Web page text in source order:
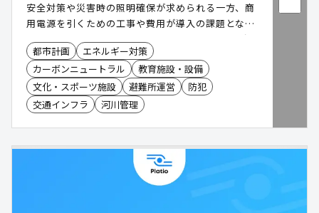
安全対策や災害時の照明確保が求められる一方、商
用電源を引くための工事や費用が導入の課題となり
ます。「NEO・LIGHT(ネオ・ライト)」は、太陽光
で発電したものを蓄電し、電源工事不要で設置でき
る独立型ソーラーLED照明です。平常時の防犯・安
全対策に加え、停電時・災害時にも照明を確保。防
犯カメラや非常用電源などのオプションも追加で
き、設置場所や用途に合わせた公共空間の整備を支
援します。NETIS取得済み。
都市計画
エネルギー対策
カーボンニュートラル
教育施設・設備
文化・スポーツ施設
避難所運営
防犯
交通インフラ
河川管理